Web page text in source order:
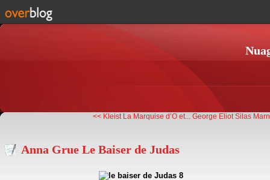
<< Kleist La Marquise d’O et... George Eliot Silas
Anna Grue Le Baiser de Judas